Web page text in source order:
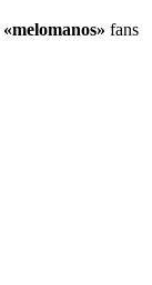
«melomanos» fans